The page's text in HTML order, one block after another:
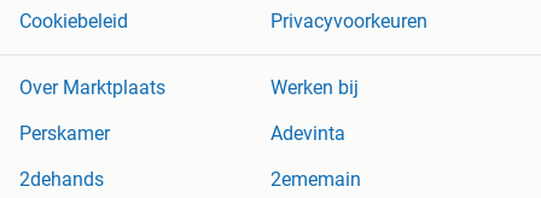
Cookiebeleid
Privacyvoorkeuren
Over Marktplaats
Werken bij
Perskamer
Adevinta
2dehands
2ememain